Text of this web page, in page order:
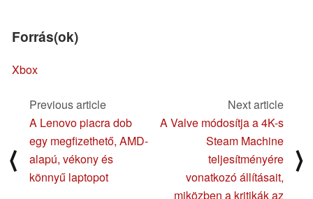
Forrás(ok)
Xbox
⟨
Previous article
A Lenovo piacra dob
egy megfizethető, AMD-
alapú, vékony és
könnyű laptopot
Next article
A Valve módosítja a 4K-s
Steam Machine
teljesítményére
vonatkozó állításait,
miközben a kritikák az
⟩